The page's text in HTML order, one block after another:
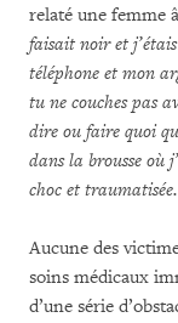
relaté une femme
faisait noir et
téléphone et mon
tu ne couches pas
dire ou faire quoi
dans la brousse où
choc et traumatisée.
Aucune des
soins médicaux
d’une série